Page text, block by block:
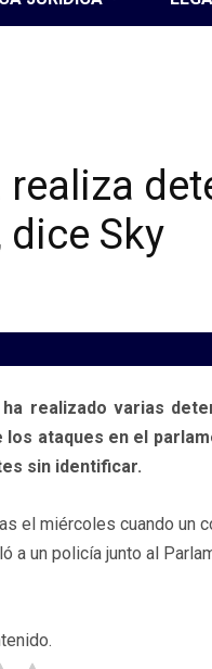
Sky
ha realizado varias
ataques en el
sin identificar.
el miércoles cuando un
a un policía junto al